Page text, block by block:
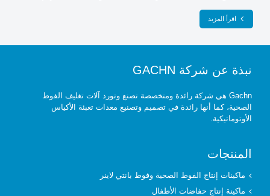
اقرأ المزيد
نبذة عن شركة GACHN
Gachn هي شركة رائدة ومتخصصة تصنع وتورد آلات تغليف الفوط
الصحية، كما أنها رائدة في تصميم وتصنيع معدات تعبئة الأكياس
الأوتوماتيكية.
المنتجات
ماكينات إنتاج الفوط الصحية وفوط بانتي لاينر
ماكينة إنتاج حفاضات الأطفال